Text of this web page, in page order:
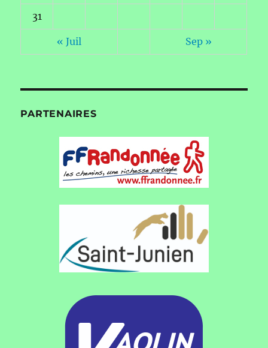
31
« Juil Sep »
PARTENAIRES